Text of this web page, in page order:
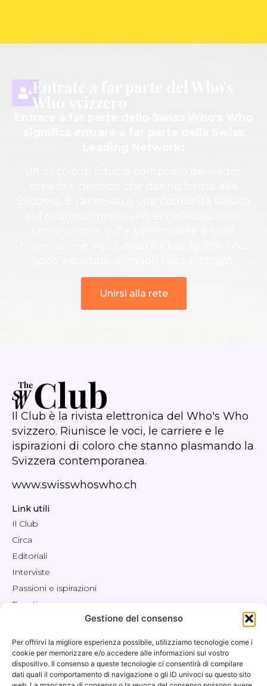
Gestione del consenso
Per offrirvi la migliore esperienza possibile, utilizziamo tecnologie come i
cookie per memorizzare e/o accedere alle informazioni sul vostro
dispositivo. Il consenso a queste tecnologie ci consentirà di compilare
dati quali il comportamento di navigazione o gli ID univoci su questo sito
Entrate a far parte del Who's
Who svizzero
Unirsi alla rete
Il Club è la rivista elettronica del Who's Who
svizzero. Riunisce le voci, le carriere e le
ispirazioni di coloro che stanno plasmando la
Svizzera contemporanea.
www.swisswhoswho.ch
Link utili
Il Club
Circa
Editoriali
Interviste
Passioni e ispirazioni
Eventi
Area riservata ai soci
Contatto